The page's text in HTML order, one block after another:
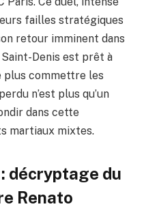
failles stratégiques
retour imminent dans
Saint-Denis est prêt à
commettre les
n’est plus qu’un
dans cette
martiaux mixtes.
décryptage du
Renato